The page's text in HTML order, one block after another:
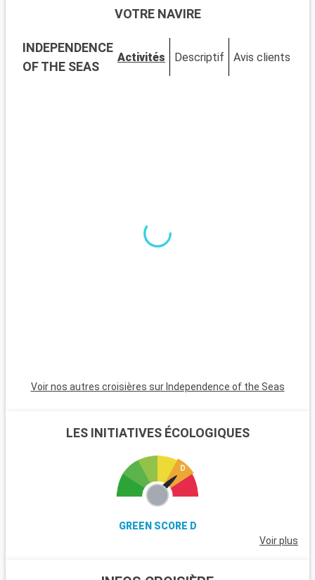
d'un joli parc verdoyant. Profitez de la proximité avec New York
l'incontournable Statue de la Liberté pour faire quelques
photos mémorables, et admirer la plus célèbre vue de la ville,
la Skyline de New York. Cette grande étendue de buildings
VOTRE NAVIRE
INDEPENDENCE
OF THE SEAS
Activités Descriptif Avis clients
Voir nos autres croisières sur Independence of the Seas
LES INITIATIVES ÉCOLOGIQUES
GREEN SCORE D
Voir plus